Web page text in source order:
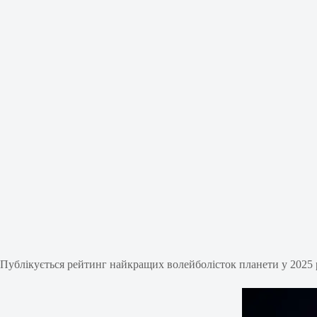
Публікується рейтинг найкращих волейболісток планети у 2025